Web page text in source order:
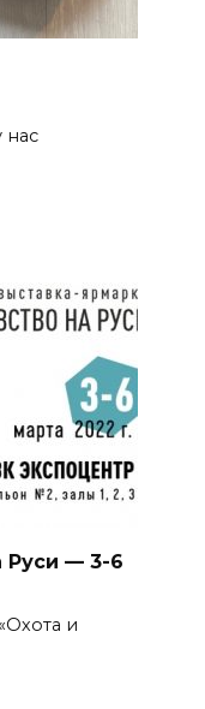
нас
Руси — 3-6
и